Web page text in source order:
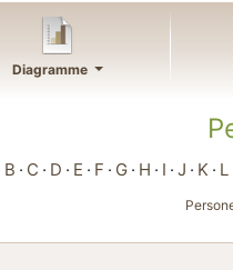
Diagramme
B C D E F G H I J K L